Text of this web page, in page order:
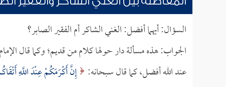
السؤال: أيهما أفضل: الغني الشاكر أم الفقير الصابر؟
الجواب: هذه مسألة دار حولها كلام من قديم؛ وكما قال
عند الله أفضل، كما قال سبحانه: إِنَّ أَكْرَمَكُمْ عِنْدَ اللَّهِ